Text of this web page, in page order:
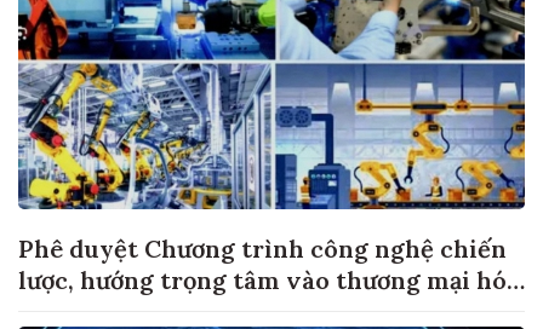
Phê duyệt Chương trình công nghệ chiến
lược, hướng trọng tâm vào thương mại hóa